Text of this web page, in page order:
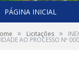
PÁGINA INICIAL
» Licitações »
AO PROCESSO Nº